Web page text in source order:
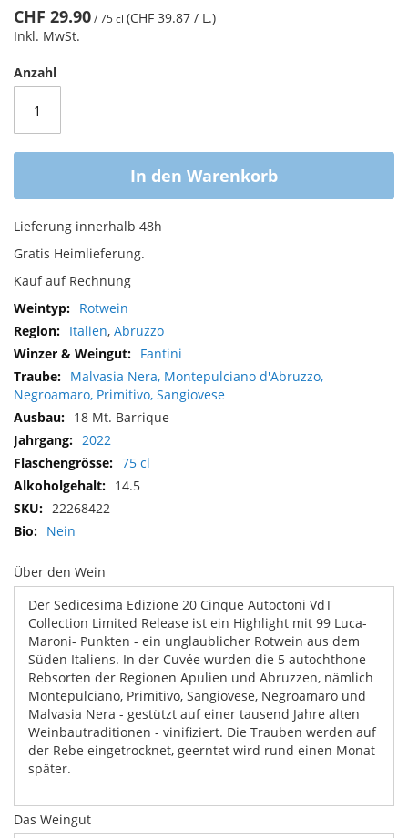
CHF 29.90/75 cl (CHF 39.87 / L.)
Inkl. MwSt.
Anzahl
In den Warenkorb
Lieferung innerhalb 48h
Gratis Heimlieferung.
Kauf auf Rechnung
Mehr
Informationen
Rotwein
Italien, Abruzzo
Fantini
Malvasia Nera, Montepulciano d'Abruzzo,
Negroamaro, Primitivo, Sangiovese
18 Mt. Barrique
2022
75 cl
14.5
22268422
Nein
Über den Wein
Der Sedicesima Edizione 20 Cinque Autoctoni VdT
Collection Limited Release ist ein Highlight mit 99 Luca-
Maroni- Punkten - ein unglaublicher Rotwein aus dem
Süden Italiens. In der Cuvée wurden die 5 autochthone
Rebsorten der Regionen Apulien und Abruzzen, nämlich
Montepulciano, Primitivo, Sangiovese, Negroamaro und
Malvasia Nera - gestützt auf einer tausend Jahre alten
Weinbautraditionen - vinifiziert. Die Trauben werden auf
der Rebe eingetrocknet, geerntet wird rund einen Monat
später.
Das Weingut